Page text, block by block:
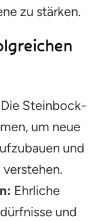
zu stärken.
Die Steinbock-
um neue
und
Ehrliche
und